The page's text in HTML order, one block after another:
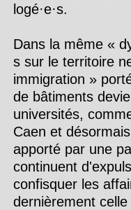
logé·e·s.
Dans la même «
s sur le territoire
immigration »
de bâtiments
universités,
Caen et
apporté par une
continuent
confisquer les
dernièrement